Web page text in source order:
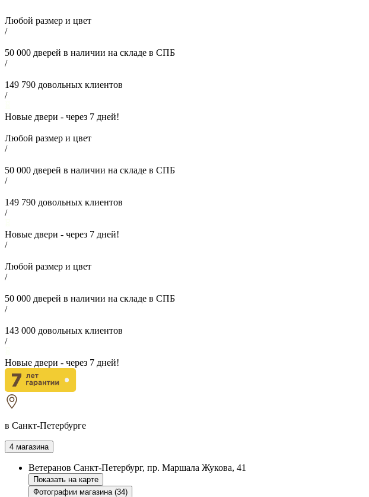
Любой размер и цвет
/
50 000 дверей в наличии на складе в СПБ
/
149 790 довольных клиентов
/
Новые двери - через 7 дней!
Любой размер и цвет
/
50 000 дверей в наличии на складе в СПБ
/
149 790 довольных клиентов
/
Новые двери - через 7 дней!
/
Любой размер и цвет
/
50 000 дверей в наличии на складе в СПБ
/
143 000 довольных клиентов
/
Новые двери - через 7 дней!
в Санкт-Петербурге
4 магазина
Ветеранов Санкт-Петербург, пр. Маршала Жукова, 41
Показать на карте
Фотографии магазина (34)